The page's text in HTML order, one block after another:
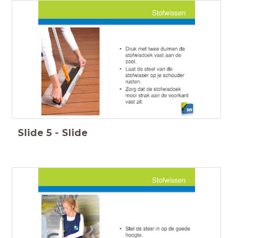
Slide 5 - Slide